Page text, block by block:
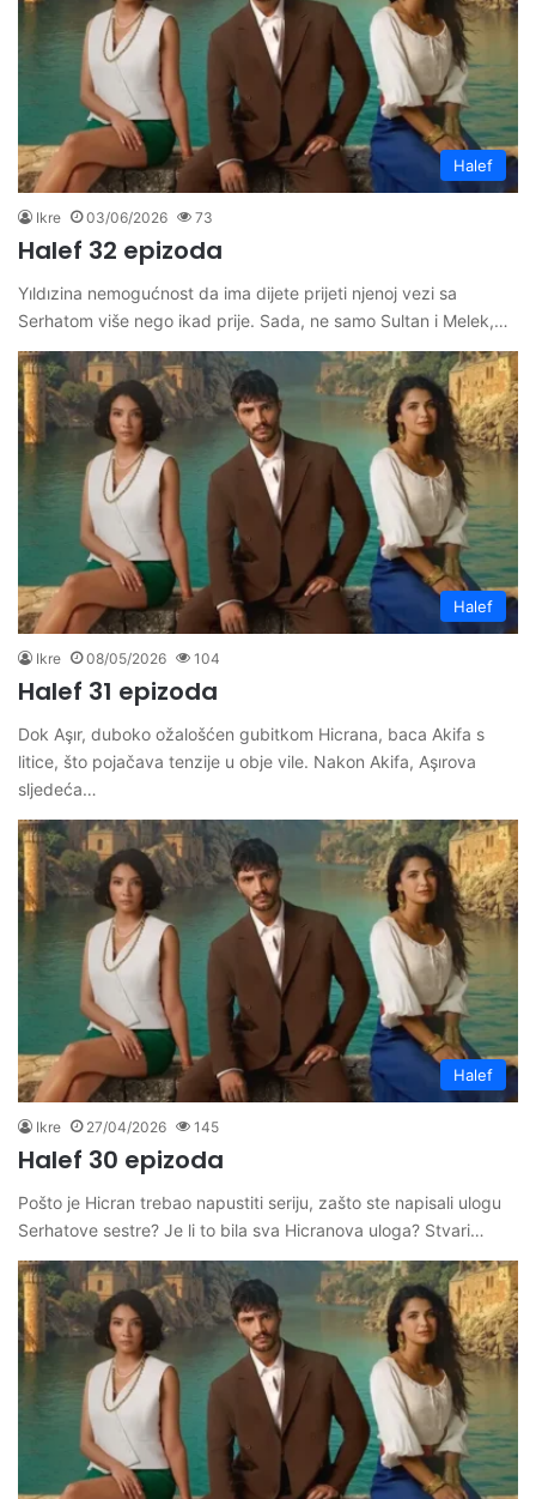
Halef
Ikre 03/06/2026 73
Halef 32 epizoda
Yıldızina nemogućnost da ima dijete prijeti njenoj vezi sa
Serhatom više nego ikad prije. Sada, ne samo Sultan i Melek,…
Halef
Ikre 08/05/2026 104
Halef 31 epizoda
Dok Aşır, duboko ožalošćen gubitkom Hicrana, baca Akifa s
litice, što pojačava tenzije u obje vile. Nakon Akifa, Aşırova
sljedeća…
Halef
Ikre 27/04/2026 145
Halef 30 epizoda
Pošto je Hicran trebao napustiti seriju, zašto ste napisali ulogu
Serhatove sestre? Je li to bila sva Hicranova uloga? Stvari…